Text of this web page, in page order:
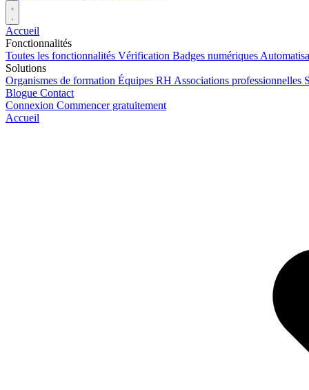
Accueil
Fonctionnalités
Toutes les fonctionnalités Vérification Badges numériques
Solutions
Organismes de formation Équipes RH Associations professionnelles
Blogue Contact
Connexion Commencer gratuitement
Accueil